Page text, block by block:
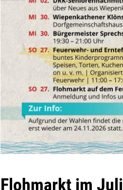
Flohmarkt im Juli